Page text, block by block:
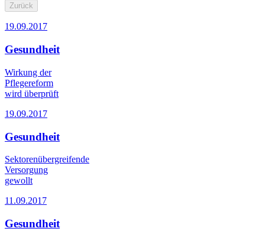
Zurück
19.09.2017
Gesundheit
Wirkung der
Pflegereform
wird überprüft
19.09.2017
Gesundheit
Sektorenübergreifende
Versorgung
gewollt
11.09.2017
Gesundheit